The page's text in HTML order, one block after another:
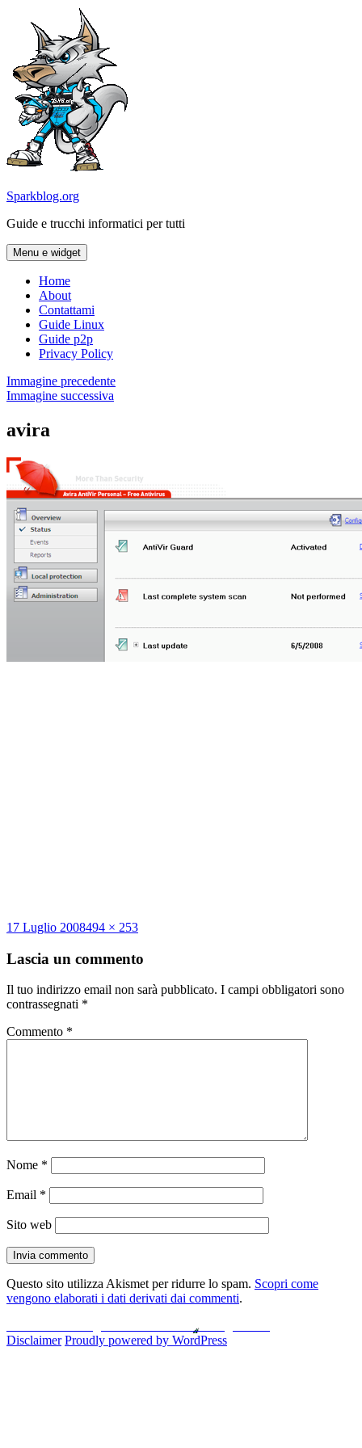
contenuto
Sparkblog.org
Guide e trucchi informatici per tutti
Menu e widget
Home
About
Contattami
Guide Linux
Guide p2p
Privacy Policy
Immagine precedente
Immagine successiva
avira
Scritto
17 Luglio 2008Dimensione
494 × 253
Lascia un commento
Il tuo indirizzo email non sarà pubblicato. I campi obbligatori sono
contrassegnati *
Commento *
Nome *
Email *
Sito web
Questo sito utilizza Akismet per ridurre lo spam. Scopri come
vengono elaborati i dati derivati dai commenti.
Navigazione
articoli
I migliori 5 antivirus secondo gli utenti
Disclaimer Proudly powered by WordPress